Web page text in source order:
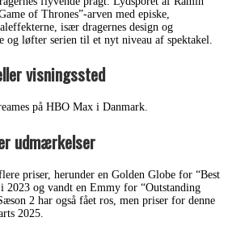
of Thrones”-arven med episke,
især dragernes design og
og løfter serien til et nyt niveau af spektakel.
visningssted
på HBO Max i Danmark.
udmærkelser
priser, herunder en Golden Globe for “Best
2023 og vandt en Emmy for “Outstanding
2 har også fået ros, men priser for denne
2025.